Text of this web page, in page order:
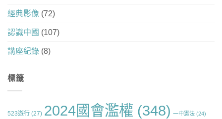
經典影像 (72)
認識中國 (107)
講座紀錄 (8)
標籤
523遊行 (27) 2024國會濫權 (348) 一中憲法 (24)